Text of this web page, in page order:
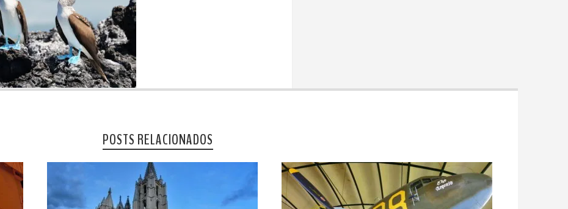
POSTS RELACIONADOS